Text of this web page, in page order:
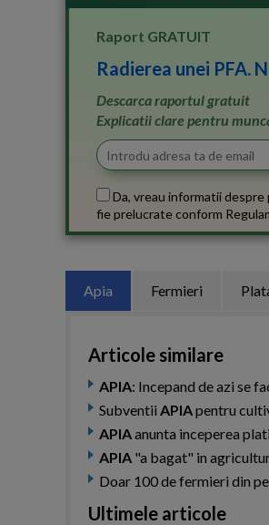
Raport GRATUIT
Radierea unei PFA.
Descarca raportul gratuit
Explicatii clare pentru
Da, vreau informatii
fie prelucrate conform
Apia Fermieri
Articole similare
APIA: Incepand de azi se
Subventii APIApentru
APIAanunta inceperea
APIA "a bagat" in
Doar 100 de fermieri din
Ultimele articole